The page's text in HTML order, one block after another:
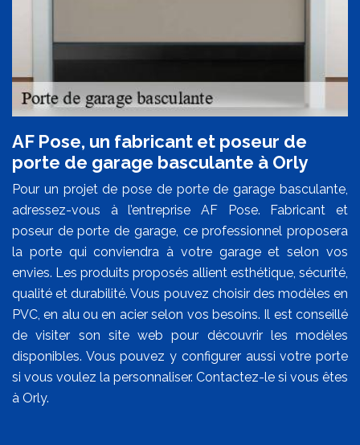
AF Pose, un fabricant et poseur de
porte de garage basculante à Orly
Pour un projet de pose de porte de garage basculante,
adressez-vous à l’entreprise AF Pose. Fabricant et
poseur de porte de garage, ce professionnel proposera
la porte qui conviendra à votre garage et selon vos
envies. Les produits proposés allient esthétique, sécurité,
qualité et durabilité. Vous pouvez choisir des modèles en
PVC, en alu ou en acier selon vos besoins. Il est conseillé
de visiter son site web pour découvrir les modèles
disponibles. Vous pouvez y configurer aussi votre porte
si vous voulez la personnaliser. Contactez-le si vous êtes
à Orly.